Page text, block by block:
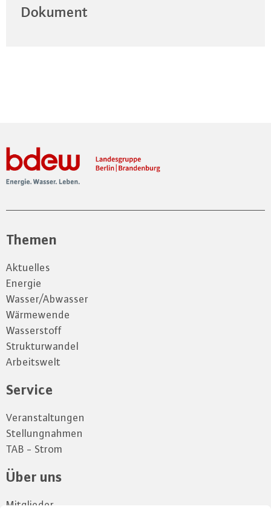
Dokument
Themen
Aktuelles
Energie
Wasser/Abwasser
Wärmewende
Wasserstoff
Strukturwandel
Arbeitswelt
Service
Veranstaltungen
Stellungnahmen
TAB - Strom
Über uns
Mitglieder